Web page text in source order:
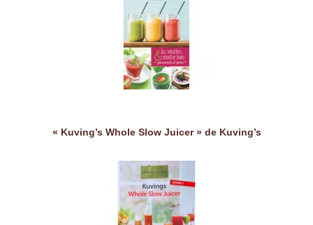
« Kuving’s Whole Slow Juicer » de Kuving’s